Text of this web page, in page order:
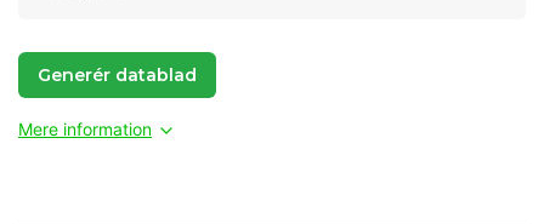
Generér datablad
Mere information